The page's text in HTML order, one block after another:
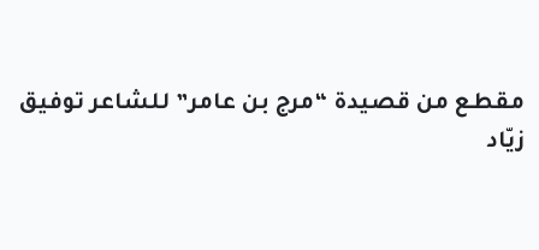
مقطع من قصيدة “مرج بن عامر” للشاعر توفيق
زيّاد